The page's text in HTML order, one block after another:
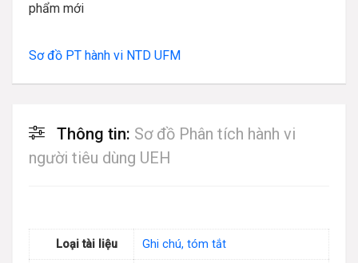
phẩm mới
Sơ đồ PT hành vi NTD UFM
Thông tin: Sơ đồ Phân tích hành vi
người tiêu dùng UEH
Loại tài liệu Ghi chú, tóm tắt